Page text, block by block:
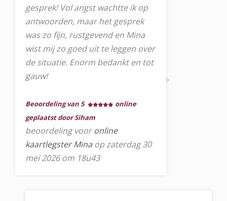
gesprek! Vol angst wachtte ik op
antwoorden, maar het gesprek
was zo fijn, rustgevend en Mina
wist mij zo goed uit te leggen over
de situatie. Enorm bedankt en tot
gauw!
Beoordeling van 5
online
geplaatst door Siham
beoordeling vooronline
kaartlegster Mina op zaterdag 30
mei 2026 om 18u43